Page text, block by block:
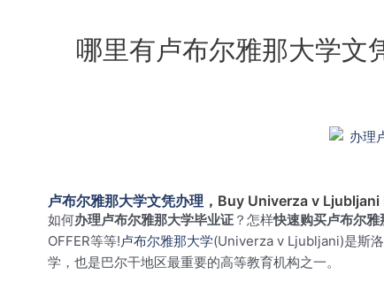
哪里有卢布尔雅那大学
卢布尔雅那大学文凭办理 ，Buy Univerza v
如何办理卢布尔雅那大学毕业证 ？怎样快速购买卢布尔
OFFER等等!卢布尔雅那大学(Univerza v Ljubljani)是斯
学，也是巴尔干地区最重要的高等教育机构之一。